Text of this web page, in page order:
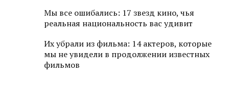
Мы все ошибались: 17 звезд кино, чья
реальная национальность вас удивит
Их убрали из фильма: 14 актеров, которые
мы не увидели в продолжении известных
фильмов